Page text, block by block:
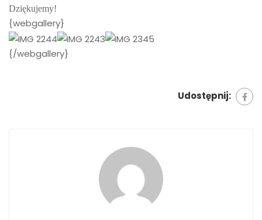
Dziękujemy!
{webgallery}
{/webgallery}
Udostępnij: